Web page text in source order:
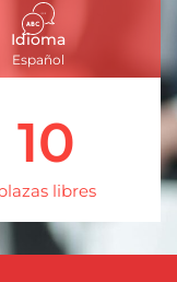
Idioma
Español
libres
10